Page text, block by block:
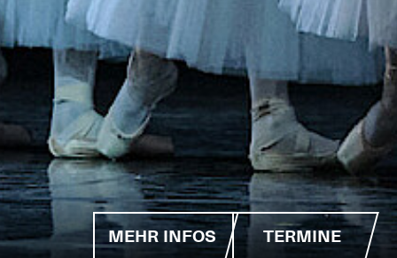
MEHR INFOS TERMINE